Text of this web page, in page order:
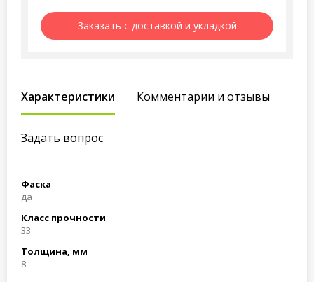
Заказать с доставкой и укладкой
Характеристики Комментарии и отзывы
Задать вопрос
Фаска
да
Класс прочности
33
Толщина, мм
8